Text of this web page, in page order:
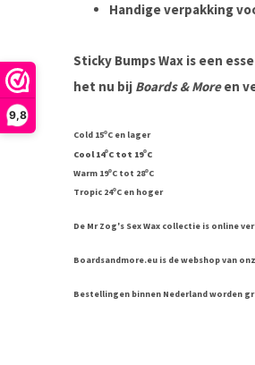
9,8
Handige verpakking
Sticky Bumps Wax is een
het nu bij Boards & Moreen
Cold 15oC en lager
Cool 14oC tot 19oC
Warm 19oC tot 28oC
Tropic 24oC en hoger
De Mr Zog's Sex Wax collectie is online
Boardsandmore.eu is de webshop van
Bestellingen binnen Nederland worden